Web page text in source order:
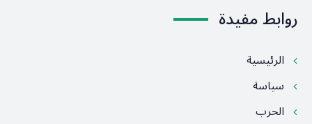
روابط مفيدة
الرئيسية
سياسة
الحرب